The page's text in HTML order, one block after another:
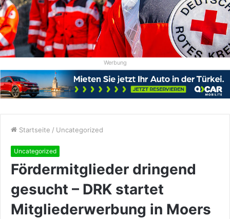
Werbung
Startseite / Uncategorized
Uncategorized
Fördermitglieder dringend
gesucht – DRK startet
Mitgliederwerbung in Moers